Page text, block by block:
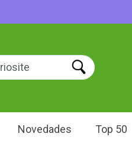
Novedades Top 50